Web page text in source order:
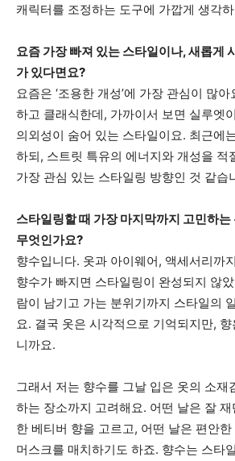
캐릭터를 조정하는 도구에 가깝게 생각
요즘 가장 빠져 있는 스타일이나, 새롭게
가 있다면요?
요즘은 ‘조용한 개성’에 가장 관심이 많
하고 클래식한데, 가까이서 보면 실루엣
의외성이 숨어 있는 스타일이요. 최근에
하되, 스트릿 특유의 에너지와 개성을 적
가장 관심 있는 스타일링 방향인 것 같습
스타일링할 때 가장 마지막까지 고민하
무엇인가요?
향수입니다. 옷과 아이웨어, 액세서리까
향수가 빠지면 스타일링이 완성되지 않
람이 남기고 가는 분위기까지 스타일의
요. 결국 옷은 시각적으로 기억되지만,
니까요.
그래서 저는 향수를 그날 입은 옷의 소재
하는 장소까지 고려해요. 어떤 날은 잘
한 베티버 향을 고르고, 어떤 날은 편안
머스크를 매치하기도 하죠. 향수는 스타